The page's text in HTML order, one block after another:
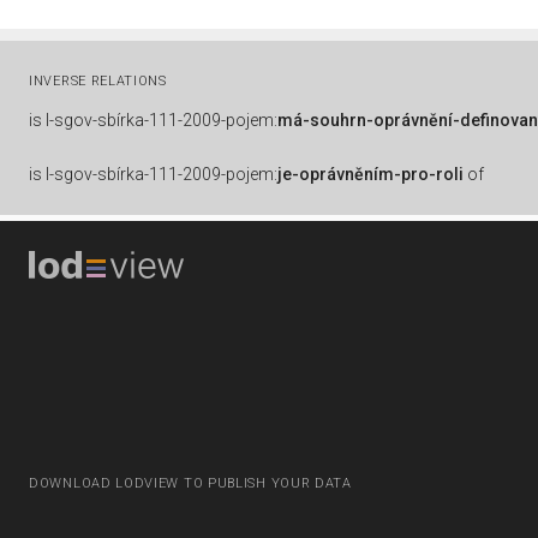
INVERSE RELATIONS
is l-sgov-sbírka-111-2009-pojem:má-souhrn-oprávnění-
is l-sgov-sbírka-111-2009-pojem:je-oprávněním-pro-roli of
DOWNLOAD LODVIEW TO PUBLISH YOUR DATA